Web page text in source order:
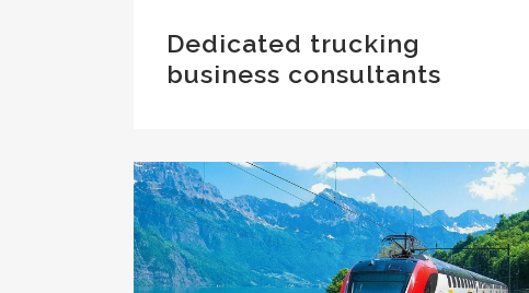
Dedicated trucking
business consultants